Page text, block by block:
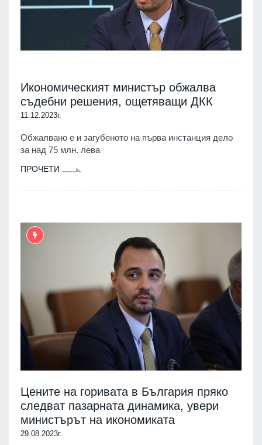
Икономическият министър обжалва
съдебни решения, ощетяващи ДКК
11.12.2023г.
Обжалвано е и загубеното на първа инстанция дело
за над 75 млн. лева
ПРОЧЕТИ
Цените на горивата в България пряко
следват пазарната динамика, увери
министърът на икономиката
29.08.2023г.